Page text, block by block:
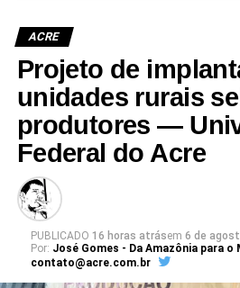
Leia Mais: UFAC
ACRE
Projeto de
unidades rurais
produtores —
Federal do Acre
PUBLICADO 16 horas atrásem 6 de
Por: José Gomes - Da Amazônia para o
contato@acre.com.br